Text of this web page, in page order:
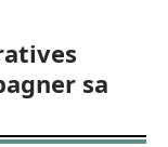
sa